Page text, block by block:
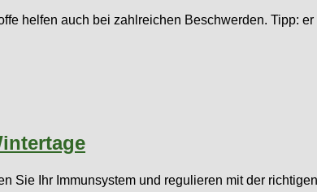
helfen auch bei zahlreichen Beschwerden. Tipp:
Sie Ihr Immunsystem und regulieren mit der